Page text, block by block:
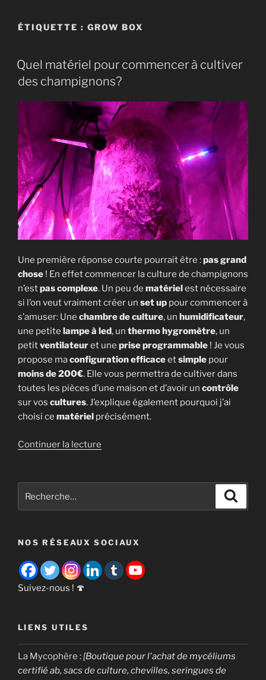
ÉTIQUETTE : GROW BOX
Quel matériel pour commencer à cultiver
des champignons?
Une première réponse courte pourrait être :pas grand
chose ! En effet commencer la culture de champignons
n’estpas complexe. Un peu de matérielest nécessaire
si l’on veut vraiment créer un set up pour commencer à
s’amuser: Une chambre de culture, un humidificateur,
une petite lampe à led, un thermo hygromètre, un
petitventilateuret une prise programmable ! Je vous
propose maconfiguration efficaceetsimple pour
moins de 200€. Elle vous permettra de cultiver dans
toutes les pièces d’une maison et d’avoir un contrôle
sur vos cultures. J’explique également pourquoi j’ai
choisi ce matériel précisément.
Continuer la lecture
pour
des
pour
NOS RÉSEAUX SOCIAUX
Suivez-nous ! 🍄
LIENS UTILES
La Mycophère :[Boutique pour l'achat de mycéliums
certifié ab, sacs de culture, chevilles, seringues de